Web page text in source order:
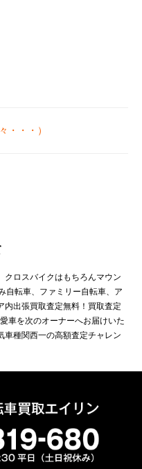
・・・）
クロスバイクはもちろんマウン
自転車、ファミリー自転車、ア
内出張買取査定無料！買取査定
車を次のオーナーへお届けいた
車種関西一の高額査定チャレン